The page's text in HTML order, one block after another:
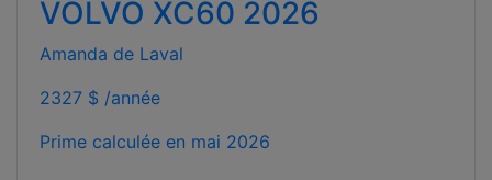
VOLVO XC60 2026
Amanda de Laval
2327 $ /année
Prime calculée en mai 2026